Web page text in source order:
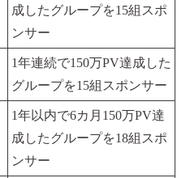
成したグループを15組スポ
ンサー
1年連続で150万PV達成した
グループを15組スポンサー
1年以内で6カ月150万PV達
成したグループを18組スポ
ンサー